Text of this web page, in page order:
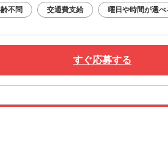
不問 交通費支給 曜日や時間が選べ
すぐ応募する